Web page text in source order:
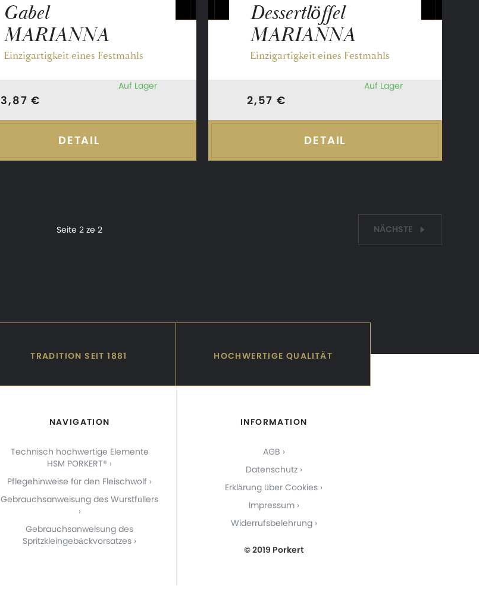
Gabel
MARIANNA
Einzigartigkeit eines Festmahls
3,87 €
Auf Lager
DETAIL
Dessertlöffel
MARIANNA
Einzigartigkeit eines Festmahls
2,57 €
Auf Lager
DETAIL
Seite 2 ze 2 NÄCHSTE
TRADITION SEIT 1881 HOCHWERTIGE QUALITÄT
NAVIGATION
Technisch hochwertige Elemente
HSM PORKERT®
Pflegehinweise für den Fleischwolf
Gebrauchsanweisung des Wurstfüllers
Gebrauchsanweisung des
Spritzkleingebäckvorsatzes
INFORMATION
AGB
Datenschutz
Erklärung über Cookies
Impressum
Widerrufsbelehrung
© 2019 Porkert